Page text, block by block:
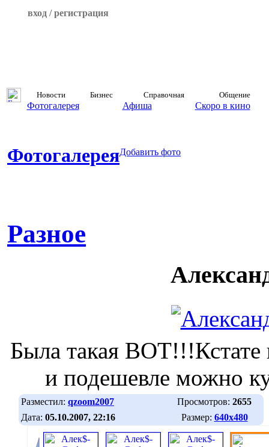
вход / регистрация
Новости Бизнес Справочная Общение
Фотогалерея Афиша Скоро в кино
ФотогалереяДобавить фото
Разное
Была такая ВОТ!!!Кстате
и подешевле можно
Разместил: qzoom2007 Просмотров: 2655
Дата: 05.10.2007, 22:16 Размер: 640х480